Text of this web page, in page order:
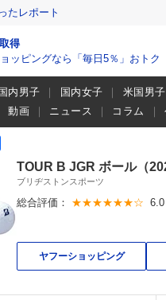
たレポート
得
ッピングなら「毎日5％」おトク
国内男子 国内女子 米国男子
動画 ニュース コラム
TOUR B JGR ボール（
ブリヂストンスポーツ
総合評価： ★★★★★★☆ 6.0
ヤフーショッピング